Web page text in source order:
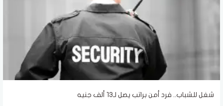
شغل للشباب.. فرد أمن براتب يصل لـ13 ألف جنيه